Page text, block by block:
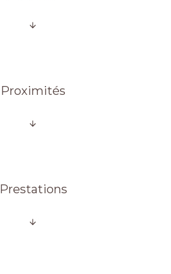
Proximités
Prestations